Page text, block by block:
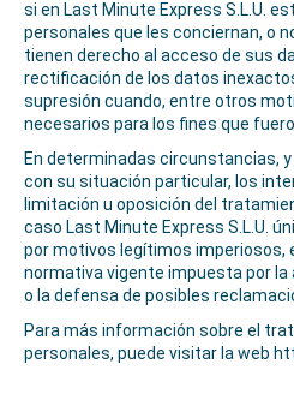
si en Last Minute Express S.L.U.
personales que les conciernan, o
tienen derecho al acceso de sus
rectificación de los datos
supresión cuando, entre otros
necesarios para los fines que
En determinadas circunstancias,
con su situación particular, los
limitación u oposición del
caso Last Minute Express S.L.U.
por motivos legítimos imperiosos,
normativa vigente impuesta por la
o la defensa de posibles
Para más información sobre el
personales, puede visitar la web